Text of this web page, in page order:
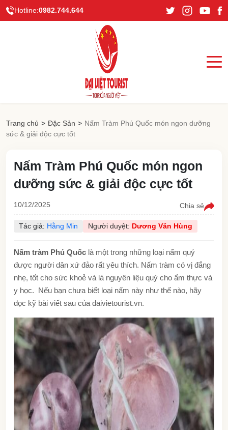
Hotline:0982.744.644
Trang chủ > Đặc Sản > Nấm Tràm Phú Quốc món ngon dưỡng
sức & giải độc cực tốt
Nấm Tràm Phú Quốc món ngon
dưỡng sức & giải độc cực tốt
10/12/2025 Chia sẻ
Tác giả: Hằng Min Người duyệt: Dương Văn Hùng
Nấm tràm Phú Quốc là một trong những loại nấm quý
được người dân xứ đảo rất yêu thích. Nấm tràm có vị đắng
nhẹ, tốt cho sức khoẻ và là nguyên liệu quý cho ẩm thực và
y học. Nếu bạn chưa biết loại nấm này như thế nào, hãy
đọc kỹ bài viết sau của daivietourist.vn.